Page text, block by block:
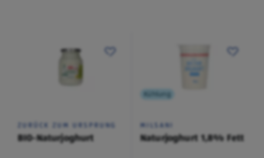
ZURÜCK ZUM URSPRUNG
BIO-Naturjoghurt
Kühlung
MILSANI
Naturjoghurt 1,8% Fett